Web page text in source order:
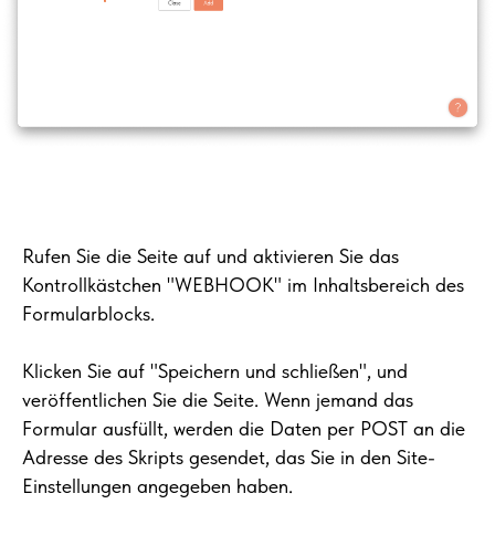
Rufen Sie die Seite auf und aktivieren Sie das
Kontrollkästchen "WEBHOOK" im Inhaltsbereich des
Formularblocks.
Klicken Sie auf "Speichern und schließen", und
veröffentlichen Sie die Seite. Wenn jemand das
Formular ausfüllt, werden die Daten per POST an die
Adresse des Skripts gesendet, das Sie in den Site-
Einstellungen angegeben haben.